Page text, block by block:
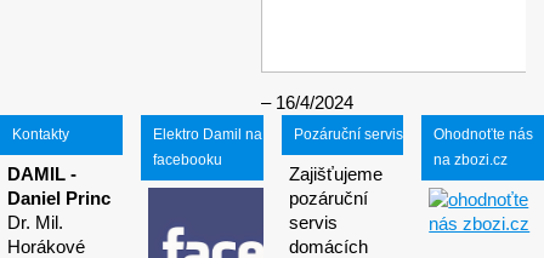
16/4/2024
Kontakty
DAMIL -
Daniel Princ
Dr. Mil.
Horákové
Elektro Damil na
facebooku
Pozáruční servis
Zajišťujeme
pozáruční
servis
domácích
Ohodnoťte nás
na zbozi.cz